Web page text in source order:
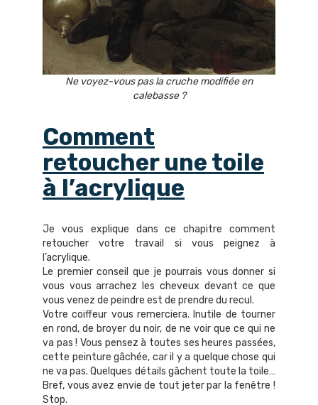
Ne voyez-vous pas la cruche modifiée en
calebasse ?
Comment
retoucher une toile
à l’acrylique
Je vous explique dans ce chapitre comment
retoucher votre travail si vous peignez à
l’acrylique.
Le premier conseil que je pourrais vous donner si
vous vous arrachez les cheveux devant ce que
vous venez de peindre est de prendre du recul.
Votre coiffeur vous remerciera. Inutile de tourner
en rond, de broyer du noir, de ne voir que ce qui ne
va pas ! Vous pensez à toutes ses heures passées,
cette peinture gâchée, car il y a quelque chose qui
ne va pas. Quelques détails gâchent toute la toile…
Bref, vous avez envie de tout jeter par la fenêtre !
Stop.